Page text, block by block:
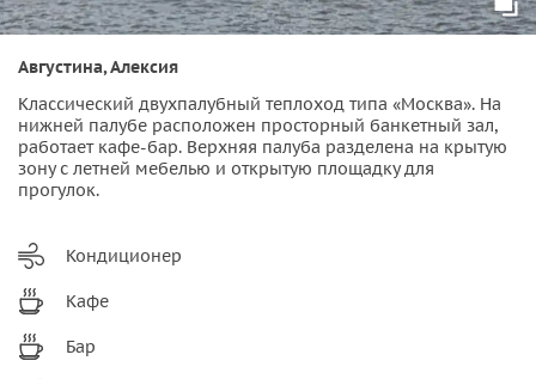
Августина, Алексия
Классический двухпалубный теплоход типа «Москва». На
нижней палубе расположен просторный банкетный зал,
работает кафе-бар. Верхняя палуба разделена на крытую
зону с летней мебелью и открытую площадку для
прогулок.
Кондиционер
Кафе
Бар